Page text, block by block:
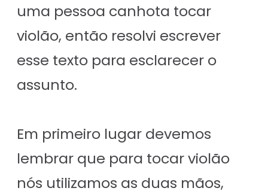
uma pessoa canhota tocar
violão, então resolvi escrever
esse texto para esclarecer o
assunto.
Em primeiro lugar devemos
lembrar que para tocar violão
nós utilizamos as duas mãos,